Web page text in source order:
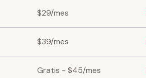
$29/mes
$39/mes
Gratis - $45/mes